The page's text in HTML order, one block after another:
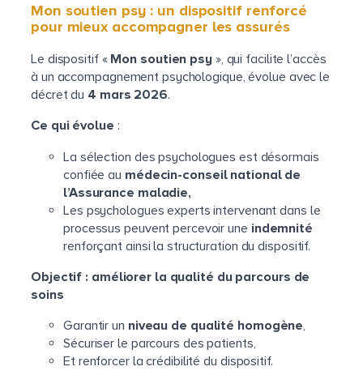
Mon soutien psy : un dispositif renforcé
pour mieux accompagner les assurés
Le dispositif « Mon soutien psy », qui facilite l’accès
à un accompagnement psychologique, évolue avec le
décret du 4 mars 2026.
Ce qui évolue :
La sélection des psychologues est désormais
confiée au médecin-conseil national de
l’Assurance maladie,
Les psychologues experts intervenant dans le
processus peuvent percevoir une indemnité
renforçant ainsi la structuration du dispositif.
Objectif : améliorer la qualité du parcours de
soins
Garantir un niveau de qualité homogène,
Sécuriser le parcours des patients,
Et renforcer la crédibilité du dispositif.